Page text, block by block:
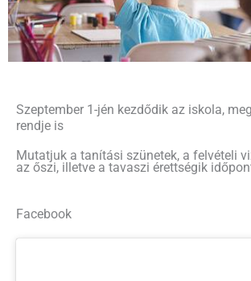
Szeptember 1-jén kezdődik az iskola,
rendje is
Mutatjuk a tanítási szünetek, a felvételi
az őszi, illetve a tavaszi érettségik
Facebook